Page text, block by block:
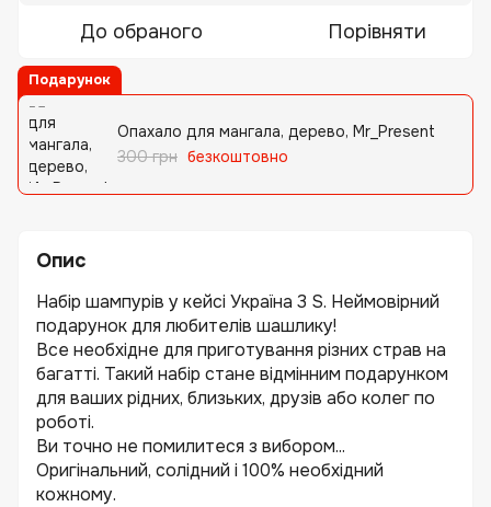
До обраного Порівняти
Подарунок
Опахало для мангала, дерево, Mr_Present
300 грн безкоштовно
Опис
Набір шампурів у кейсі Україна 3 S. Неймовірний
подарунок для любителів шашлику!
Все необхідне для приготування різних страв на
багатті. Такий набір стане відмінним подарунком
для ваших рідних, близьких, друзів або колег по
роботі.
Ви точно не помилитеся з вибором...
Оригінальний, солідний і 100% необхідний
кожному.